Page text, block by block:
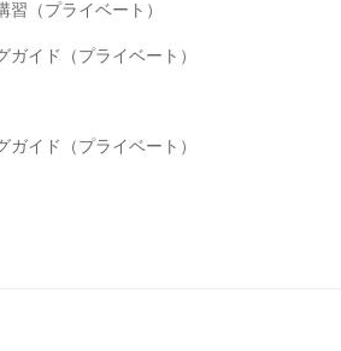
（プライベート）
イド（プライベート）
ガイド（プライベート）